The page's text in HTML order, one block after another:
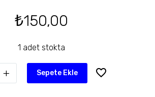
₺150,00
1 adet stokta
+ Sepete Ekle